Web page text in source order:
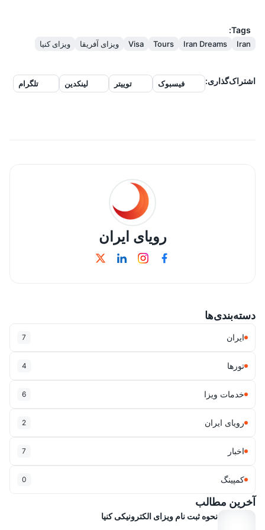
Tags:
Iran
Iran Dreams
Tours
Visa ویزای آفریقا ویزای کنیا
اشتراک‌گذاری: فیسبوک توییتر لینکدین تلگرام
رویای ایران
دسته‌بندی‌ها
ایران 7
تورها 4
خدمات ویزا 6
رویای ایران 2
اخبار 7
کمپینگ 0
آخرین مطالب
نحوه ثبت نام ویزای الکترونیکی کنیا